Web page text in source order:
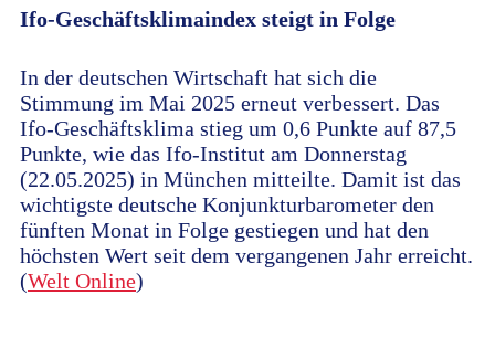
Ifo-Geschäftsklimaindex steigt in Folge
In der deutschen Wirtschaft hat sich die
Stimmung im Mai 2025 erneut verbessert. Das
Ifo-Geschäftsklima stieg um 0,6 Punkte auf 87,5
Punkte, wie das Ifo-Institut am Donnerstag
(22.05.2025) in München mitteilte. Damit ist das
wichtigste deutsche Konjunkturbarometer den
fünften Monat in Folge gestiegen und hat den
höchsten Wert seit dem vergangenen Jahr erreicht.
(Welt Online)